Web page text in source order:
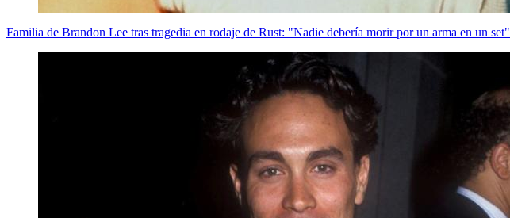
Familia de Brandon Lee tras tragedia en rodaje de Rust: "Nadie debería morir por un arma en un set"